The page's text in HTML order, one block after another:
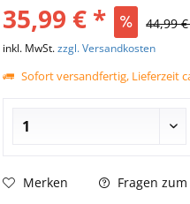
35,99 € * 44,99
inkl. MwSt.zzgl. Versandkosten
Sofort versandfertig, Lieferzeit
Merken Fragen